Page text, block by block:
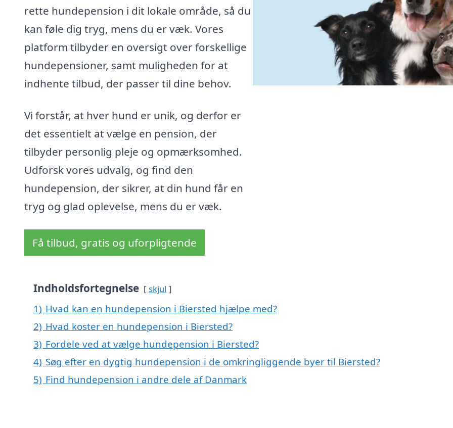
rette hundepension i dit lokale område, så du
kan føle dig tryg, mens du er væk. Vores
platform tilbyder en oversigt over forskellige
hundepensioner, samt muligheden for at
indhente tilbud, der passer til dine behov.
Vi forstår, at hver hund er unik, og derfor er
det essentielt at vælge en pension, der
tilbyder personlig pleje og opmærksomhed.
Udforsk vores udvalg, og find den
hundepension, der sikrer, at din hund får en
tryg og glad oplevelse, mens du er væk.
Få tilbud, gratis og uforpligtende
Indholdsfortegnelse skjul
1) Hvad kan en hundepension i Biersted hjælpe med?
2) Hvad koster en hundepension i Biersted?
3) Fordele ved at vælge hundepension i Biersted?
4) Søg efter en dygtig hundepension i de omkringliggende byer til Biersted?
5) Find hundepension i andre dele af Danmark